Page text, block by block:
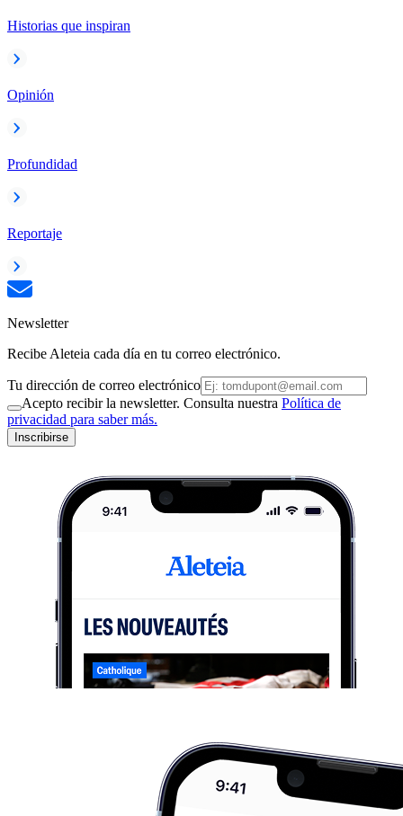
Historias que inspiran
Opinión
Profundidad
Reportaje
Newsletter
Recibe Aleteia cada día en tu correo electrónico.
Tu dirección de correo electrónico
Acepto recibir la newsletter. Consulta nuestra Política de
privacidad para saber más.
Inscribirse